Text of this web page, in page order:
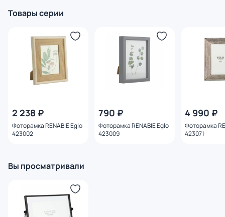
Товары серии
2 238 ₽
Фоторамка RENABIE Eglo
423002
790 ₽
Фоторамка RENABIE Eglo
423009
4 990 ₽
Фоторамка
423071
Вы просматривали